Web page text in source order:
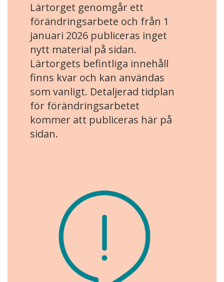
Lärtorget genomgår ett
förändringsarbete och från 1
januari 2026 publiceras inget
nytt material på sidan.
Lärtorgets befintliga innehåll
finns kvar och kan användas
som vanligt. Detaljerad tidplan
för förändringsarbetet
kommer att publiceras här på
sidan.